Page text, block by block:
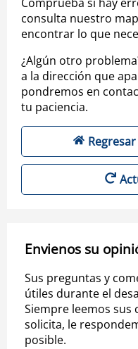
consulta nuestro
encontrar lo que
¿Algún otro
a la dirección que
pondremos en
tu paciencia.
Envienos su
Sus preguntas y
útiles durante el
Siempre leemos sus
solicita, le
posible.